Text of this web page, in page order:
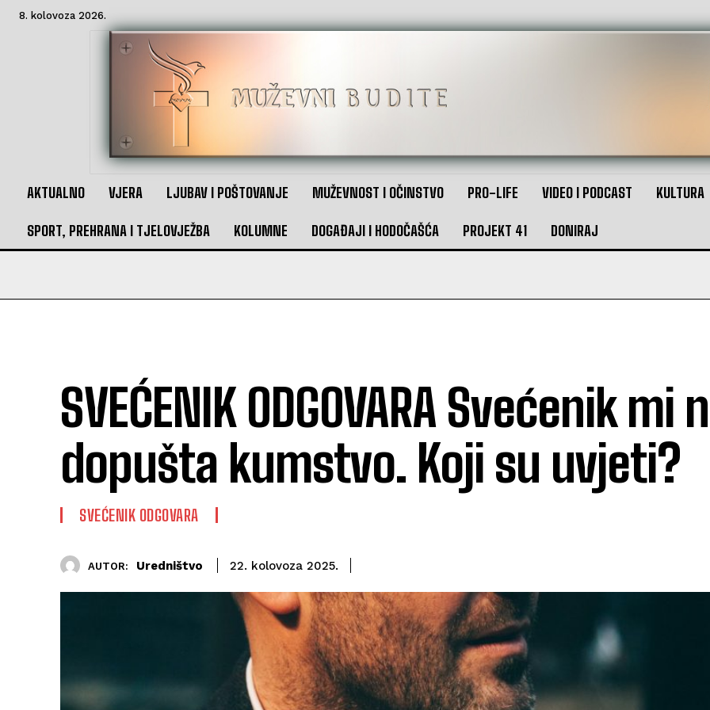
8. kolovoza 2026.
AKTUALNO VJERA LJUBAV I POŠTOVANJE MUŽEVNOST I OČINSTVO PRO-LIFE VIDEO I PODCAST KULTURA
SPORT, PREHRANA I TJELOVJEŽBA KOLUMNE DOGAĐAJI I HODOČAŠĆA PROJEKT 41 DONIRAJ
SVEĆENIK ODGOVARA Svećenik mi
dopušta kumstvo. Koji su uvjeti?
SVEĆENIK ODGOVARA
AUTOR: Uredništvo 22. kolovoza 2025.